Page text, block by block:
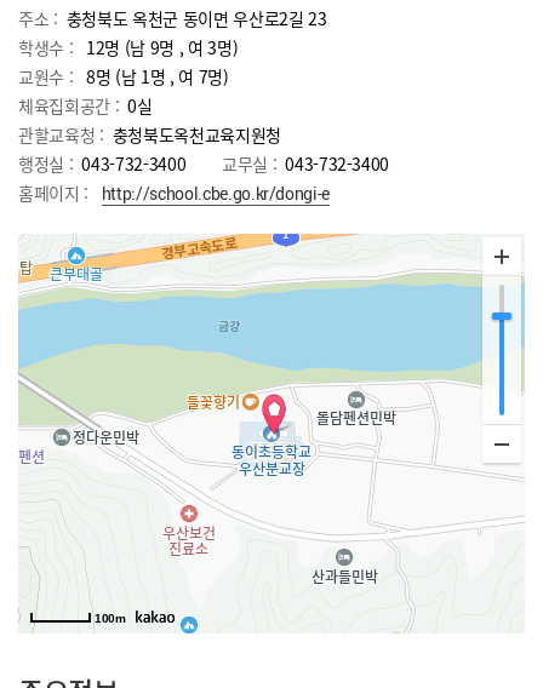
주소 : 충청북도 옥천군 동이면 우산로2길 23
학생수 : 12명 (남 9명 , 여 3명)
교원수 : 8명 (남 1명 , 여 7명)
체육집회공간 : 0실
관할교육청 : 충청북도옥천교육지원청
행정실 : 043-732-3400 교무실 : 043-732-3400
홈페이지 :
http://school.cbe.go.kr/dongi-e
100m